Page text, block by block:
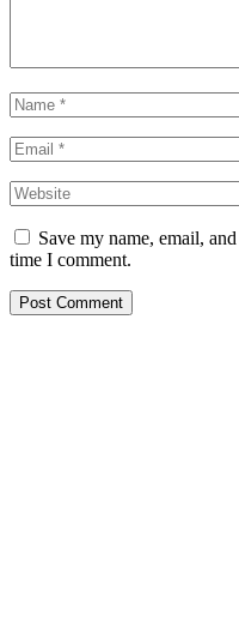
Save my name, email,
time I comment.